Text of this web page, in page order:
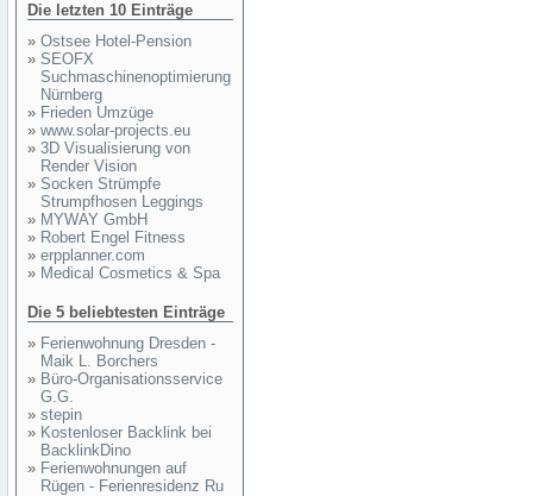
Die letzten 10 Einträge
» Ostsee Hotel-Pension
» SEOFX
Suchmaschinenoptimierung
Nürnberg
» Frieden Umzüge
» www.solar-projects.eu
» 3D Visualisierung von
Render Vision
» Socken Strümpfe
Strumpfhosen Leggings
» MYWAY GmbH
» Robert Engel Fitness
» erpplanner.com
» Medical Cosmetics & Spa
Die 5 beliebtesten Einträge
» Ferienwohnung Dresden -
Maik L. Borchers
» Büro-Organisationsservice
G.G.
» stepin
» Kostenloser Backlink bei
BacklinkDino
» Ferienwohnungen auf
Rügen - Ferienresidenz Ru